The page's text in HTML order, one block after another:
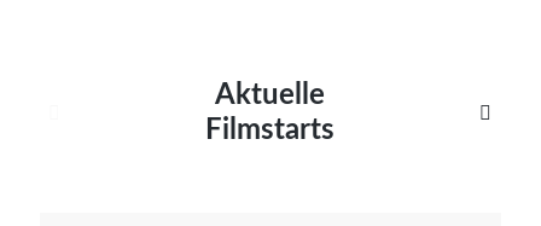
Aktuelle
Filmstarts
